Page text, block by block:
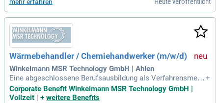
und Fachhandel in der Region Altötting und Rottal-Inn. Ihre V
erantwortung umfasst die ganzheitliche Beratung zu betrieb
swirtschaftlichen und technischen Themen rund um unser u
mfassendes Vollsortiment. Durch enge Zusammenarbeit mi
t unserem Innendienst entwickeln Sie praxisnahe Lösungen.
Nutzen Sie die Chance, Teil eines dynamischen Teams zu w
erden und Ihre Stärken in einem engagierten Umfeld einzubri
ngen!
Wärmebehandler / Chemiehandwerker (m/w/d)
Winkelmann MSR Technology GmbH | Ahlen
Eine abgeschlossene Berufsausbildung als Verfahrensmech
aniker/in, Chemiehandwerker oder eine vergleichbare Qualifi
kation; Mehrjährige Berufserfahrung im Produktionsbereich
+
Corporate Benefit Winkelmann MSR Technology GmbH |
Vollzeit | + weitere Benefits